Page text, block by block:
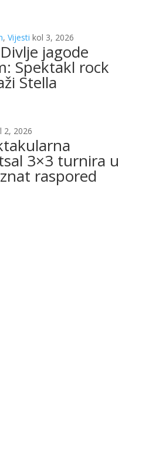
, Vijesti kol 3, 2026
jagode
Spektakl rock
Stella
2, 2026
3×3 turnira u
raspored